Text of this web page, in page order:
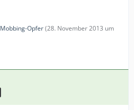
Mobbing-Opfer(28. November 2013 um